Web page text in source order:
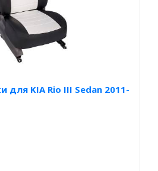
для KIA Rio III Sedan 2011-